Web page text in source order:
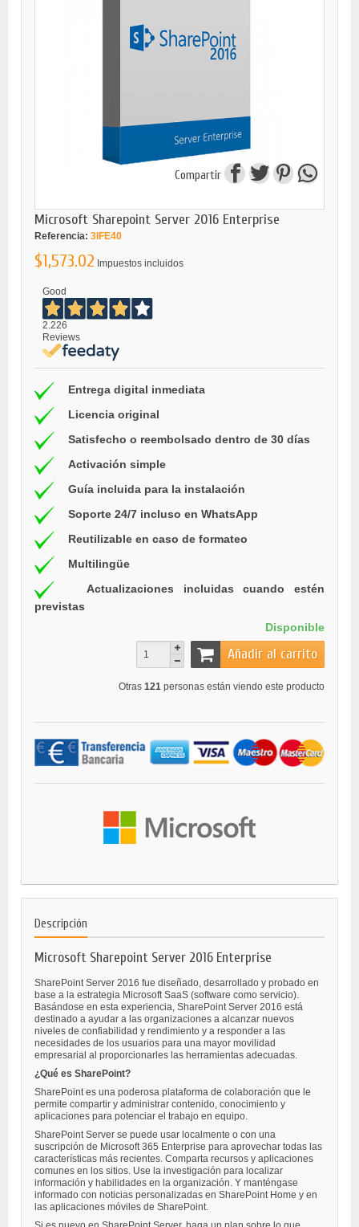
Compartir
Microsoft Sharepoint Server 2016 Enterprise
Referencia: 3IFE40
$1,573.02 Impuestos incluidos
Good
2.226
Reviews
Entrega digital inmediata
Licencia original
Satisfecho o reembolsado dentro de 30 días
Activación simple
Guía incluida para la instalación
Soporte 24/7 incluso en WhatsApp
Reutilizable en caso de formateo
Multilingüe
Actualizaciones incluidas cuando estén
previstas
Disponible
Añadir al carrito
Otras 121 personas están viendo este producto
Descripción
Microsoft Sharepoint Server 2016 Enterprise
SharePoint Server 2016 fue diseñado, desarrollado y probado en
base a la estrategia Microsoft SaaS (software como servicio).
Basándose en esta experiencia, SharePoint Server 2016 está
destinado a ayudar a las organizaciones a alcanzar nuevos
niveles de confiabilidad y rendimiento y a responder a las
necesidades de los usuarios para una mayor movilidad
empresarial al proporcionarles las herramientas adecuadas.
¿Qué es SharePoint?
SharePoint es una poderosa plataforma de colaboración que le
permite compartir y administrar contenido, conocimiento y
aplicaciones para potenciar el trabajo en equipo.
SharePoint Server se puede usar localmente o con una
suscripción de Microsoft 365 Enterprise para aprovechar todas las
características más recientes. Comparta recursos y aplicaciones
comunes en los sitios. Use la investigación para localizar
información y habilidades en la organización. Y manténgase
informado con noticias personalizadas en SharePoint Home y en
las aplicaciones móviles de SharePoint.